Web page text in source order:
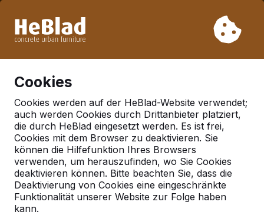
Woche 33 nicht. Bitte berücksichtigen Sie daher längere
Cookies
Cookies werden auf der HeBlad-Website verwendet;
auch werden Cookies durch Drittanbieter platziert,
die durch HeBlad eingesetzt werden. Es ist frei,
Cookies mit dem Browser zu deaktivieren. Sie
können die Hilfefunktion Ihres Browsers
verwenden, um herauszufinden, wo Sie Cookies
deaktivieren können. Bitte beachten Sie, dass die
Deaktivierung von Cookies eine eingeschränkte
Funktionalität unserer Website zur Folge haben
kann.
Deutschland
Referenties in:Essen